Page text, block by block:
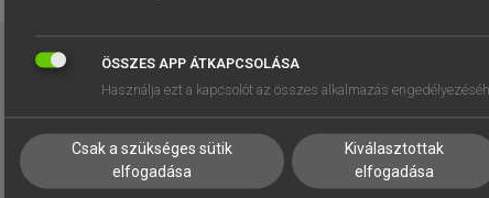
EGYÉNI FELHASZNÁLÓKNAK
TANULÓKNAK
VÁLLALATI MEGOLDÁSOK
SÚGÓ
RÓLUNK
SÜTI BEÁLLÍTÁSOK
ÖSSZES APP ÁTKAPCSOLÁSA
Használja ezt a kapcsolót az összes alkalmazás
Csak a szükséges sütik
elfogadása
Kiválasztottak
elfogadása